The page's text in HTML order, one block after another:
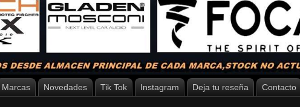
Marcas Novedades Tik Tok Instagram Deja tu reseña Contacto